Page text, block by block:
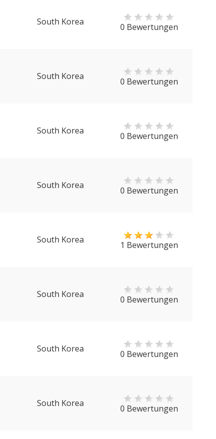
South Korea 0 Bewertungen
South Korea 0 Bewertungen
South Korea 0 Bewertungen
South Korea 0 Bewertungen
South Korea 1 Bewertungen
South Korea 0 Bewertungen
South Korea 0 Bewertungen
South Korea 0 Bewertungen